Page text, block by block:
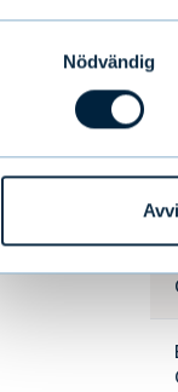
Nödvändig